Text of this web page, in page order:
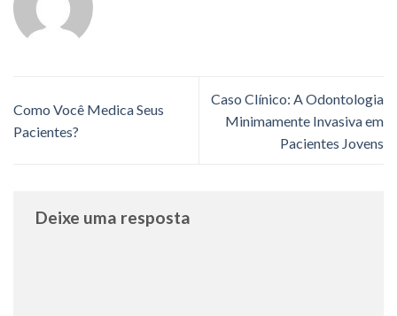
Como Você Medica Seus
Pacientes?
Caso Clínico: A Odontologia
Minimamente Invasiva em
Pacientes Jovens
Deixe uma resposta